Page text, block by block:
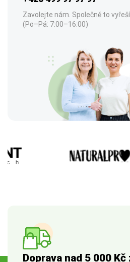
Zavolejte nám. Společně to
(Po–Pá: 7:00–16:00)
Doprava nad 5 000 Kč